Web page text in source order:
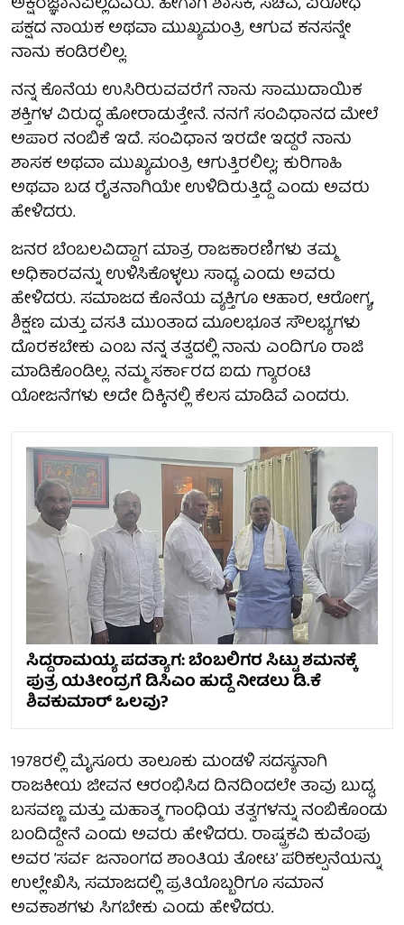
ಪಕ್ಷದ ನಾಯಕ ಅಥವಾ ಮುಖ್ಯಮಂತ್ರಿ ಆಗುವ ಕನಸನ್ನೇ
ನಾನು ಕಂಡಿರಲಿಲ್ಲ.
ನನ್ನ ಕೊನೆಯ ಉಸಿರಿರುವವರೆಗೆ ನಾನು ಸಾಮುದಾಯಿಕ
ಶಕ್ತಿಗಳ ವಿರುದ್ಧ ಹೋರಾಡುತ್ತೇನೆ. ನನಗೆ ಸಂವಿಧಾನದ ಮೇಲೆ
ಅಪಾರ ನಂಬಿಕೆ ಇದೆ. ಸಂವಿಧಾನ ಇರದೇ ಇದ್ದರೆ ನಾನು
ಶಾಸಕ ಅಥವಾ ಮುಖ್ಯಮಂತ್ರಿ ಆಗುತ್ತಿರಲಿಲ್ಲ; ಕುರಿಗಾಹಿ
ಅಥವಾ ಬಡ ರೈತನಾಗಿಯೇ ಉಳಿದಿರುತ್ತಿದ್ದೆ ಎಂದು ಅವರು
ಹೇಳಿದರು.
ಜನರ ಬೆಂಬಲವಿದ್ದಾಗ ಮಾತ್ರ ರಾಜಕಾರಣಿಗಳು ತಮ್ಮ
ಅಧಿಕಾರವನ್ನು ಉಳಿಸಿಕೊಳ್ಳಲು ಸಾಧ್ಯ ಎಂದು ಅವರು
ಹೇಳಿದರು. ಸಮಾಜದ ಕೊನೆಯ ವ್ಯಕ್ತಿಗೂ ಆಹಾರ, ಆರೋಗ್ಯ,
ಶಿಕ್ಷಣ ಮತ್ತು ವಸತಿ ಮುಂತಾದ ಮೂಲಭೂತ ಸೌಲಭ್ಯಗಳು
ದೊರಕಬೇಕು ಎಂಬ ನನ್ನ ತತ್ವದಲ್ಲಿ ನಾನು ಎಂದಿಗೂ ರಾಜಿ
ಮಾಡಿಕೊಂಡಿಲ್ಲ. ನಮ್ಮ ಸರ್ಕಾರದ ಐದು ಗ್ಯಾರಂಟಿ
ಯೋಜನೆಗಳು ಅದೇ ದಿಕ್ಕಿನಲ್ಲಿ ಕೆಲಸ ಮಾಡಿವೆ ಎಂದರು.
ಸಿದ್ದರಾಮಯ್ಯ ಪದತ್ಯಾಗ: ಬೆಂಬಲಿಗರ ಸಿಟ್ಟು ಶಮನಕ್ಕೆ
ಪುತ್ರ ಯತೀಂದ್ರಗೆ ಡಿಸಿಎಂ ಹುದ್ದೆ ನೀಡಲು ಡಿ.ಕೆ
ಶಿವಕುಮಾರ್ ಒಲವು?
1978ರಲ್ಲಿ ಮೈಸೂರು ತಾಲೂಕು ಮಂಡಳಿ ಸದಸ್ಯನಾಗಿ
ರಾಜಕೀಯ ಜೀವನ ಆರಂಭಿಸಿದ ದಿನದಿಂದಲೇ ತಾವು ಬುದ್ಧ,
ಬಸವಣ್ಣ ಮತ್ತು ಮಹಾತ್ಮ ಗಾಂಧಿಯ ತತ್ವಗಳನ್ನು ನಂಬಿಕೊಂಡು
ಬಂದಿದ್ದೇನೆ ಎಂದು ಅವರು ಹೇಳಿದರು. ರಾಷ್ಟ್ರಕವಿ ಕುವೆಂಪು
ಅವರ ‘ಸರ್ವ ಜನಾಂಗದ ಶಾಂತಿಯ ತೋಟ’ ಪರಿಕಲ್ಪನೆಯನ್ನು
ಉಲ್ಲೇಖಿಸಿ, ಸಮಾಜದಲ್ಲಿ ಪ್ರತಿಯೊಬ್ಬರಿಗೂ ಸಮಾನ
ಅವಕಾಶಗಳು ಸಿಗಬೇಕು ಎಂದು ಹೇಳಿದರು.